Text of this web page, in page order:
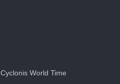
Cyclonis World Time